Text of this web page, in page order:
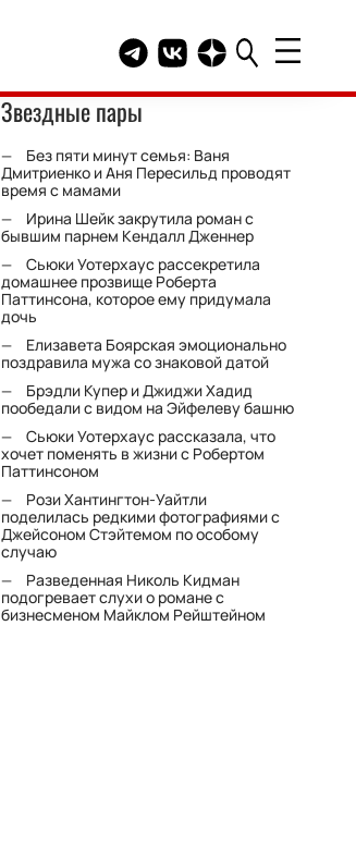
Telegram канал HELLO
Группа HELLO
Канал HELLO в
Звездные пары
Без пяти минут семья: Ваня
Дмитриенко и Аня Пересильд проводят
время с мамами
Ирина Шейк закрутила роман с
бывшим парнем Кендалл Дженнер
Сьюки Уотерхаус рассекретила
домашнее прозвище Роберта
Паттинсона, которое ему придумала
дочь
Елизавета Боярская эмоционально
поздравила мужа со знаковой датой
Брэдли Купер и Джиджи Хадид
пообедали с видом на Эйфелеву башню
Сьюки Уотерхаус рассказала, что
хочет поменять в жизни с Робертом
Паттинсоном
Рози Хантингтон-Уайтли
поделилась редкими фотографиями с
Джейсоном Стэйтемом по особому
случаю
Разведенная Николь Кидман
подогревает слухи о романе с
бизнесменом Майклом Рейштейном